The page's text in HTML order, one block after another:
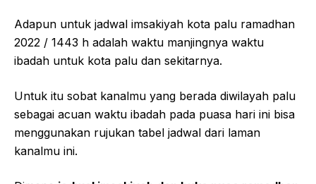
Adapun untuk jadwal imsakiyah kota palu ramadhan
2022 / 1443 h adalah waktu manjingnya waktu
ibadah untuk kota palu dan sekitarnya.
Untuk itu sobat kanalmu yang berada diwilayah palu
sebagai acuan waktu ibadah pada puasa hari ini bisa
menggunakan rujukan tabel jadwal dari laman
kanalmu ini.